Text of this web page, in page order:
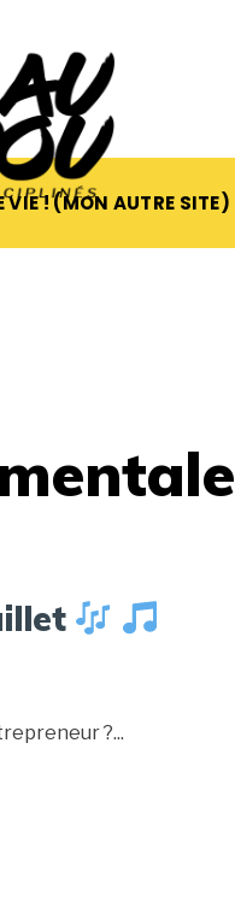
VIE ! (MON AUTRE SITE)
?...